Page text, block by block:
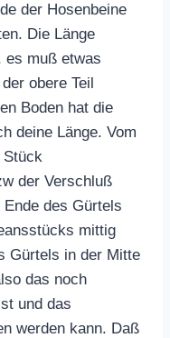
der Hosenbeine
Die Länge
es muß etwas
obere Teil
Boden hat die
deine Länge. Vom
Stück
der Verschluß
des Gürtels
mittig
Gürtels in der Mitte
das noch
und das
werden kann. Daß